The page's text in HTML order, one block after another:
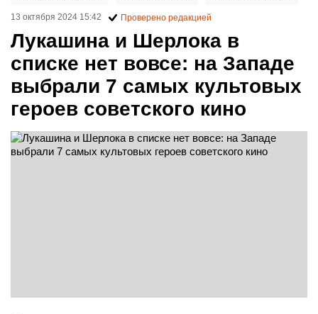
Лукашина и Шерлока в
списке нет вовсе: на Западе
выбрали 7 самых культовых
героев советского кино
13 октября 2024 15:42 Проверено редакцией